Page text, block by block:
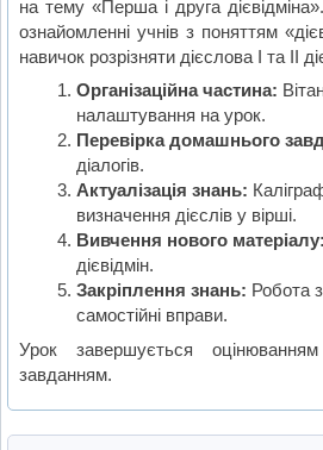
на тему «Перша і друга
ознайомленні учнів з поняттям
навичок розрізняти дієслова I та II
Організаційна частина:
налаштування на урок.
Перевірка домашнього
діалогів.
Актуалізація знань:
визначення дієслів у вірші.
Вивчення нового матеріалу:
дієвідмін.
Закріплення знань: Робота
самостійні вправи.
Урок завершується
завданням.